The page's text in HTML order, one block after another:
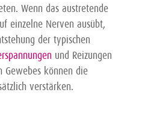
Wenn das austretende
einzelne Nerven ausübt,
der typischen
und Reizungen
Gewebes können die
verstärken.